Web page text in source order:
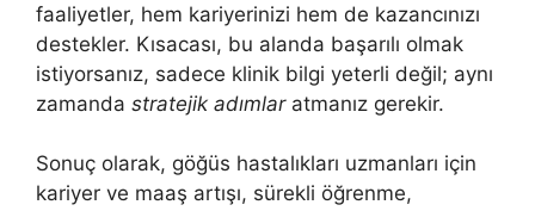
faaliyetler, hem kariyerinizi hem de kazancınızı
destekler. Kısacası, bu alanda başarılı olmak
istiyorsanız, sadece klinik bilgi yeterli değil; aynı
zamanda stratejik adımlaratmanız gerekir.
Sonuç olarak, göğüs hastalıkları uzmanları için
kariyer ve maaş artışı, sürekli öğrenme,